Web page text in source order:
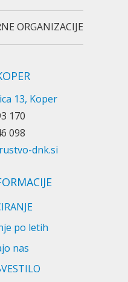
ORGANIZACIJE
13, Koper
170
098
dnk.si
po letih
nas